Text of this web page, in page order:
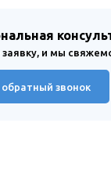
заявку, и мы
обратный звонок